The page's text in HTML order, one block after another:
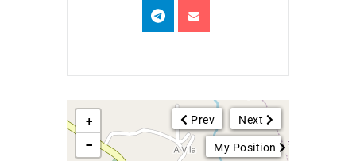
Next
Prev
My Position
+
−